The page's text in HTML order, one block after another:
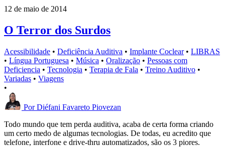
12 de maio de 2014
O Terror dos Surdos
Acessibilidade • Deficiência Auditiva • Implante Coclear • LIBRAS
• Língua Portuguesa • Música • Oralização • Pessoas com
Deficiencia • Tecnologia • Terapia de Fala • Treino Auditivo •
Variadas • Viagens
•
Por Diéfani Favareto Piovezan
Todo mundo que tem perda auditiva, acaba de certa forma criando
um certo medo de algumas tecnologias. De todas, eu acredito que
telefone, interfone e drive-thru automatizados, são os 3 piores.